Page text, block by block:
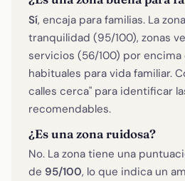
Sí, encaja para familias. La
tranquilidad (95/100), zonas
servicios (56/100) por encima
habituales para vida familiar.
calles cerca" para identificar
recomendables.
¿Es una zona ruidosa?
No. La zona tiene una
de 95/100, lo que indica un